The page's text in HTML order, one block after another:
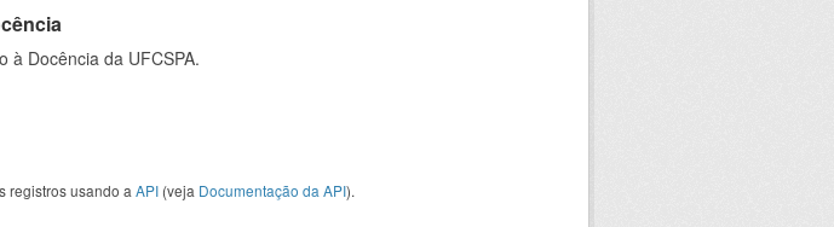
à Docência da UFCSPA.
registros usando a API (veja Documentação da API).